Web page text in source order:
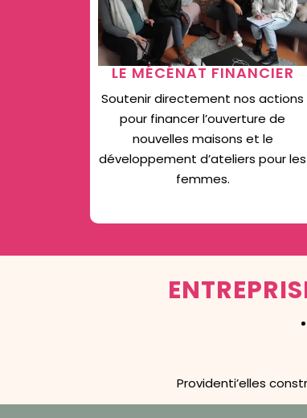
LE MÉCÉNAT FINANCIER
Soutenir directement nos actions
pour financer l’ouverture de
nouvelles maisons et le
développement d’ateliers pour les
femmes.
Providenti’elles